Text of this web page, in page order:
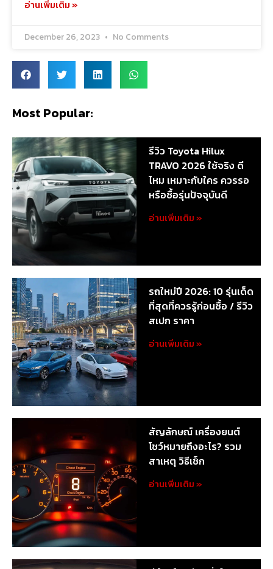
อ่านเพิ่มเติม »
December 26, 2023 No Comments
Most Popular:
รีวิว Toyota Hilux
TRAVO 2026 ใช้จริง ดี
ไหม เหมาะกับใคร ควรรอ
หรือซื้อรุ่นปัจจุบันดี
อ่านเพิ่มเติม »
รถใหม่ปี 2026: 10 รุ่นเด็ด
ที่สุดที่ควรรู้ก่อนซื้อ / รีวิว
สเปก ราคา
อ่านเพิ่มเติม »
สัญลักษณ์ เครื่องยนต์
โชว์หมายถึงอะไร? รวม
สาเหตุ วิธีเช็ก
อ่านเพิ่มเติม »